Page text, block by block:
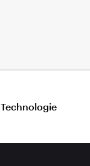
Technologie